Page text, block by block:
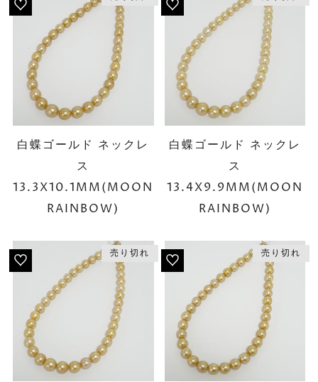
白蝶ゴールド ネックレ
ス
13.3X10.1MM(MOON
RAINBOW)
白蝶ゴールド ネックレ
ス
13.4X9.9MM(MOON
RAINBOW)
売り切れ 売り切れ